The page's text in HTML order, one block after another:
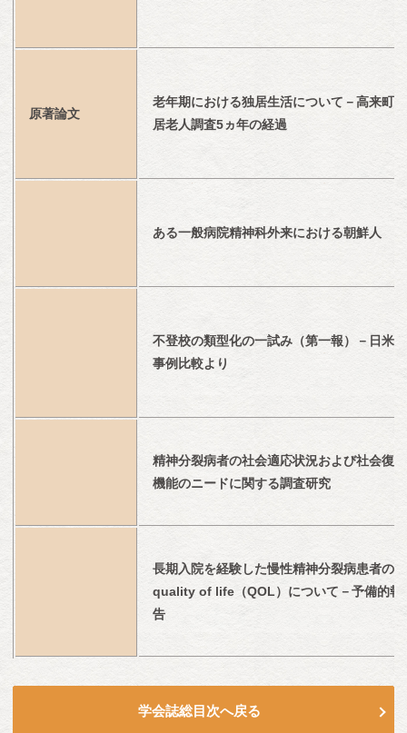
原著論文
老年期における独居生活について－高来町独
居老人調査5ヵ年の経過
ある一般病院精神科外来における朝鮮人
不登校の類型化の一試み（第一報）－日米の
事例比較より
精神分裂病者の社会適応状況および社会復帰
機能のニードに関する調査研究
長期入院を経験した慢性精神分裂病患者の
quality of life（QOL）について－予備的報
告
学会誌総目次へ戻る